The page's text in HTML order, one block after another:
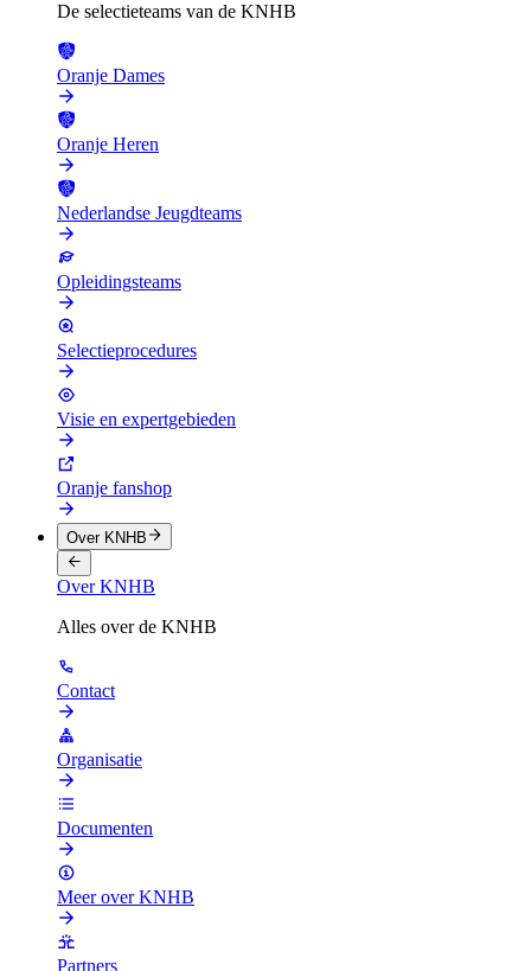
De selectieteams van de KNHB
Oranje Dames
Oranje Heren
Nederlandse Jeugdteams
Opleidingsteams
Selectieprocedures
Visie en expertgebieden
Oranje fanshop
Over KNHB
Over KNHB
Alles over de KNHB
Contact
Organisatie
Documenten
Meer over KNHB
Partners